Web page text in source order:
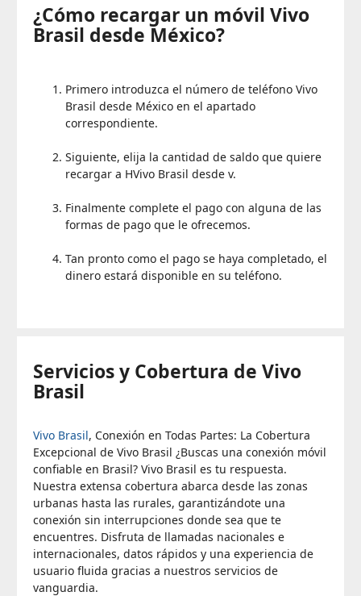
¿Cómo recargar un móvil Vivo
Brasil desde México?
Primero introduzca el número de teléfono Vivo
Brasil desde México en el apartado
correspondiente.
Siguiente, elija la cantidad de saldo que quiere
recargar a HVivo Brasil desde v.
Finalmente complete el pago con alguna de las
formas de pago que le ofrecemos.
Tan pronto como el pago se haya completado, el
dinero estará disponible en su teléfono.
Servicios y Cobertura de Vivo
Brasil
Vivo Brasil, Conexión en Todas Partes: La Cobertura
Excepcional de Vivo Brasil ¿Buscas una conexión móvil
confiable en Brasil? Vivo Brasil es tu respuesta.
Nuestra extensa cobertura abarca desde las zonas
urbanas hasta las rurales, garantizándote una
conexión sin interrupciones donde sea que te
encuentres. Disfruta de llamadas nacionales e
internacionales, datos rápidos y una experiencia de
usuario fluida gracias a nuestros servicios de
vanguardia.